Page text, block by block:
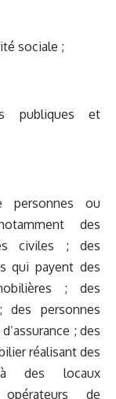
sociale ;
publiques et
personnes ou
des
civiles ; des
qui payent des
; des
des personnes
; des
réalisant des
à des locaux
de